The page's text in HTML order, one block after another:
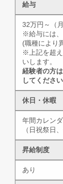
給与
32万円～（月
※給与には
(職種により
※上記を超
いします。
経験者の方
してください
休日・休暇
年間カレンダ
（日祝祭日
昇給制度
あり